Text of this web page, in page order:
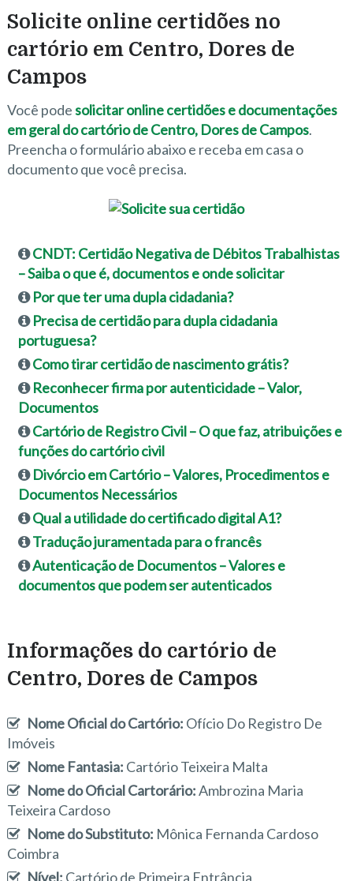
Solicite online certidões no
cartório em Centro, Dores de
Campos
Você podesolicitar online certidões e documentações
em geral do cartório de Centro, Dores de Campos.
Preencha o formulário abaixo e receba em casa o
documento que você precisa.
CNDT: Certidão Negativa de Débitos Trabalhistas
– Saiba o que é, documentos e onde solicitar
Por que ter uma dupla cidadania?
Precisa de certidão para dupla cidadania
portuguesa?
Como tirar certidão de nascimento grátis?
Reconhecer firma por autenticidade – Valor,
Documentos
Cartório de Registro Civil – O que faz, atribuições e
funções do cartório civil
Divórcio em Cartório – Valores, Procedimentos e
Documentos Necessários
Qual a utilidade do certificado digital A1?
Tradução juramentada para o francês
Autenticação de Documentos – Valores e
documentos que podem ser autenticados
Informações do cartório de
Centro, Dores de Campos
Nome Oficial do Cartório: Ofício Do Registro De
Imóveis
Nome Fantasia: Cartório Teixeira Malta
Nome do Oficial Cartorário:Ambrozina Maria
Teixeira Cardoso
Nome do Substituto: Mônica Fernanda Cardoso
Coimbra
Nível: Cartório de Primeira Entrância